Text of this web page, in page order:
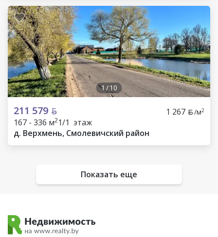
1 /10
211 579 1 267 /м2
167 - 336 м21/1 этаж
д. Верхмень, Смолевичский район
Показать еще